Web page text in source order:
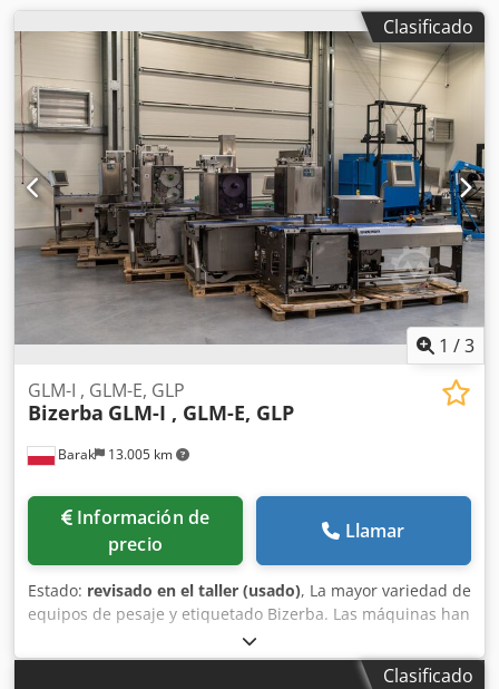
Clasificado
1 /3
Barak 13.005 km
GLM-I , GLM-E, GLP
Bizerba GLM-I , GLM-E, GLP
Información de
precio
Llamar
Estado: revisado en el taller (usado), La mayor variedad de
equipos de pesaje y etiquetado Bizerba. Las máquinas han
sido sometidas a una revisión general. Ofrecemos garantía
para todas las máquinas. Dsdpfxshtfr Dj Ai Ssck
Clasificado